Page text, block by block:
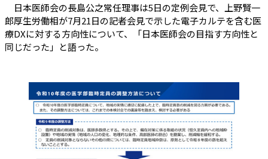
日本医師会の長島公之常任理事は5日の定例会見で、上野賢一
郎厚生労働相が7月21日の記者会見で示した電子カルテを含む医
療DXに対する方向性について、「日本医師会の目指す方向性と
同じだった」と語った。